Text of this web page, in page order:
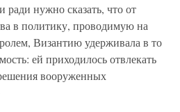
ради нужно сказать, что от
в политику, проводимую на
Византию удерживала в то
ей приходилось отвлекать
вооруженных